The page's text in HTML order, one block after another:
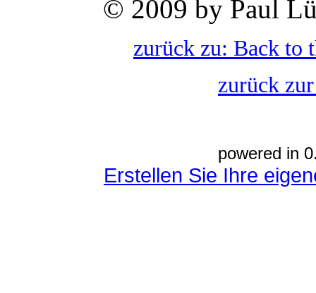
© 2009 by Paul
zurück zu: Back to
zurück
powered in
Erstellen Sie Ihre